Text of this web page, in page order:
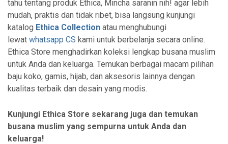
tahu tentang produk Ethica, Mincha saranin nih! agar lebih
mudah, praktis dan tidak ribet, bisa langsung kunjungi
katalog Ethica Collection atau menghubungi
lewat whatsapp CS kami untuk berbelanja secara online.
Ethica Store menghadirkan koleksi lengkap busana muslim
untuk Anda dan keluarga. Temukan berbagai macam pilihan
baju koko, gamis, hijab, dan aksesoris lainnya dengan
kualitas terbaik dan desain yang modis.
Kunjungi Ethica Store sekarang juga dan temukan
busana muslim yang sempurna untuk Anda dan
keluarga!